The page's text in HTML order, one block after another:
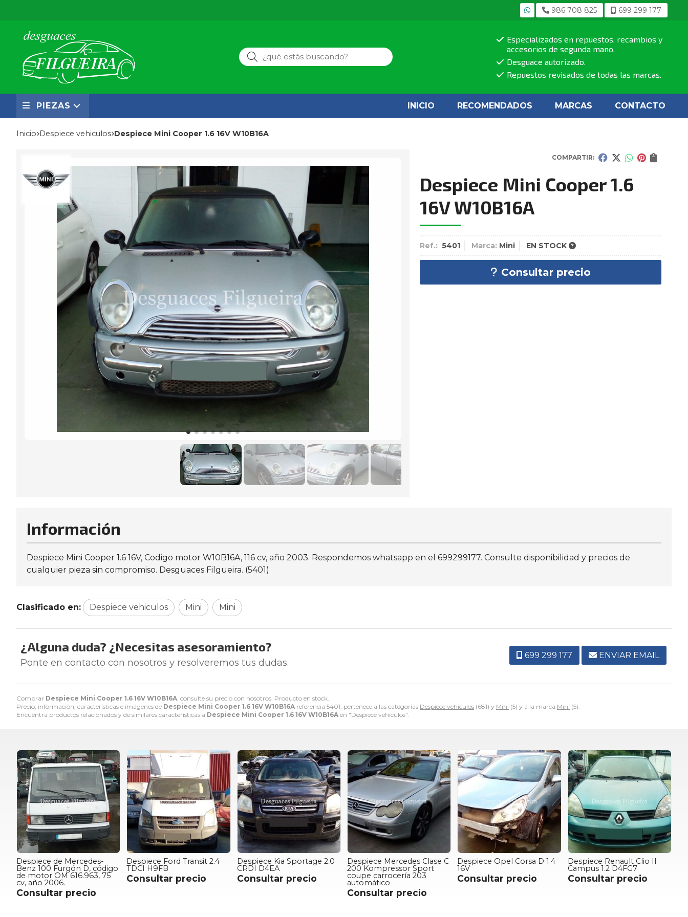
986 708 825 699 299 177
Buscar
Especializados en repuestos, recambios y
accesorios de segunda mano.
Desguace autorizado.
Repuestos revisados de todas las marcas.
PIEZAS INICIO RECOMENDADOS MARCAS CONTACTO
Inicio despiece vehiculos Despiece Mini Cooper 1.6 16V W10B16A
COMPARTIR:
Despiece Mini Cooper 1.6
16V W10B16A
Ref.: 5401 Marca: Mini EN STOCK
Consultar precio
Comprar Despiece Mini Cooper 1.6 16V W10B16A , consulte su precio con nosotros. Producto en stock.
Precio, información, características e imágenes de Despiece Mini Cooper 1.6 16V W10B16A referencia 5401, pertenece a las categorías Despiece vehiculos (681) y Mini (5) y a la marca Mini (5).
Encuentra productos relacionados y de similares características a Despiece Mini Cooper 1.6 16V W10B16A en "Despiece vehiculos".
Información
Despiece Mini Cooper 1.6 16V, Codigo motor W10B16A, 116 cv, año 2003. Respondemos whatsapp en el 699299177. Consulte disponibilidad y precios de
cualquier pieza sin compromiso. Desguaces Filgueira. (5401)
Clasificado en: Despiece vehiculos Mini Mini
¿Alguna duda? ¿Necesitas asesoramiento?
Ponte en contacto con nosotros y resolveremos tus dudas.
699 299 177 ENVIAR EMAIL
Despiece de Mercedes-
Benz 100 Furgón D, código
de motor OM 616.963, 75
cv, año 2006.
Consultar precio
Despiece Ford Transit 2.4
TDCI H9FB
Consultar precio
Despiece Kia Sportage 2.0
CRDI D4EA
Consultar precio
Despiece Mercedes Clase C
200 Kompressor Sport
coupe carrocería 203
automático
Consultar precio
Despiece Opel Corsa D 1.4
16V
Consultar precio
Despiece Renault Clio II
Campus 1.2 D4FG7
Consultar precio